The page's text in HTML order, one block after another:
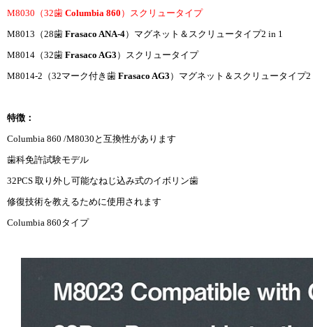
M8030（32歯 Columbia 860 ）スクリュータイプ
M8013（28歯 Frasaco ANA-4）マグネット＆スクリュータイプ2 in 1
M8014（32歯 Frasaco AG3 ）スクリュータイプ
M8014-2（32マーク付き歯 Frasaco AG3 ）マグネット＆スクリュータイプ2
特徴：
Columbia 860 /M8030と互換性があります
歯科免許試験モデル
32PCS 取り外し可能なねじ込み式のイボリン歯
修復技術を教えるために使用されます
Columbia 860タイプ